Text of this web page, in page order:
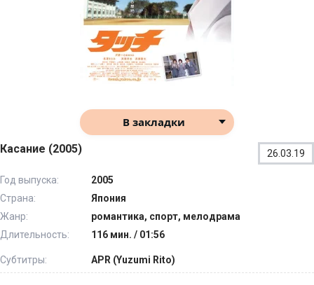
В закладки
Касание (2005) 26.03.19
Год выпуска:
2005
Страна:
Япония
Жанр:
романтика, спорт, мелодрама
Длительность:
116 мин. / 01:56
Субтитры: APR (Yuzumi Rito)